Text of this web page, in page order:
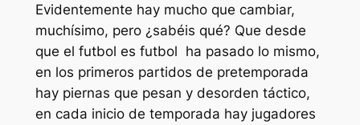
Evidentemente hay mucho que cambiar,
muchísimo, pero ¿sabéis qué? Que desde
que el futbol es futbol ha pasado lo mismo,
en los primeros partidos de pretemporada
hay piernas que pesan y desorden táctico,
en cada inicio de temporada hay jugadores